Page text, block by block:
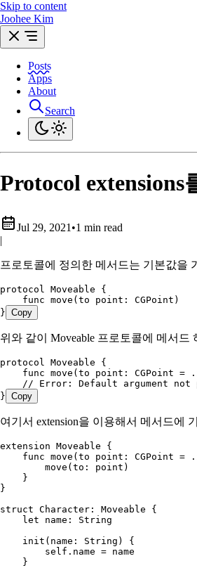
Skip to content
Joohee Kim
Posts
Apps
About
Search
Protocol
Jul 29, 2021 •1 min read
|
프로토콜에 정의한 메서드는 기본값을
protocol Moveable {
    func
move ( to point : CGPoint)
} Copy
위와 같이 Moveable 프로토콜에 메서
protocol Moveable {
    func
move ( to point : CGPoint = .
// Error: Default argument not
} Copy
여기서 extension을 이용해서 메서드에
extension Moveable {
    func
move ( to point : CGPoint = .
        move
( to : point)
    }
}
struct Character : Moveable {
    let
name: String
    init
( name : String ) {
        self
. name = name
    }